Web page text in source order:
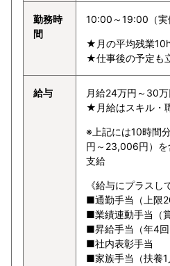
勤務時
間
10:00～19:00（実
★月の平均残業
★仕事後の予定も
給与
月給24万円～30万
★月給はスキル・
※上記には10時間
円～23,006円）を
支給
《給与にプラスし
■通勤手当（上限
■業績連動手当（
■昇給手当（年4回
■社内表彰手当
■家族手当（扶養